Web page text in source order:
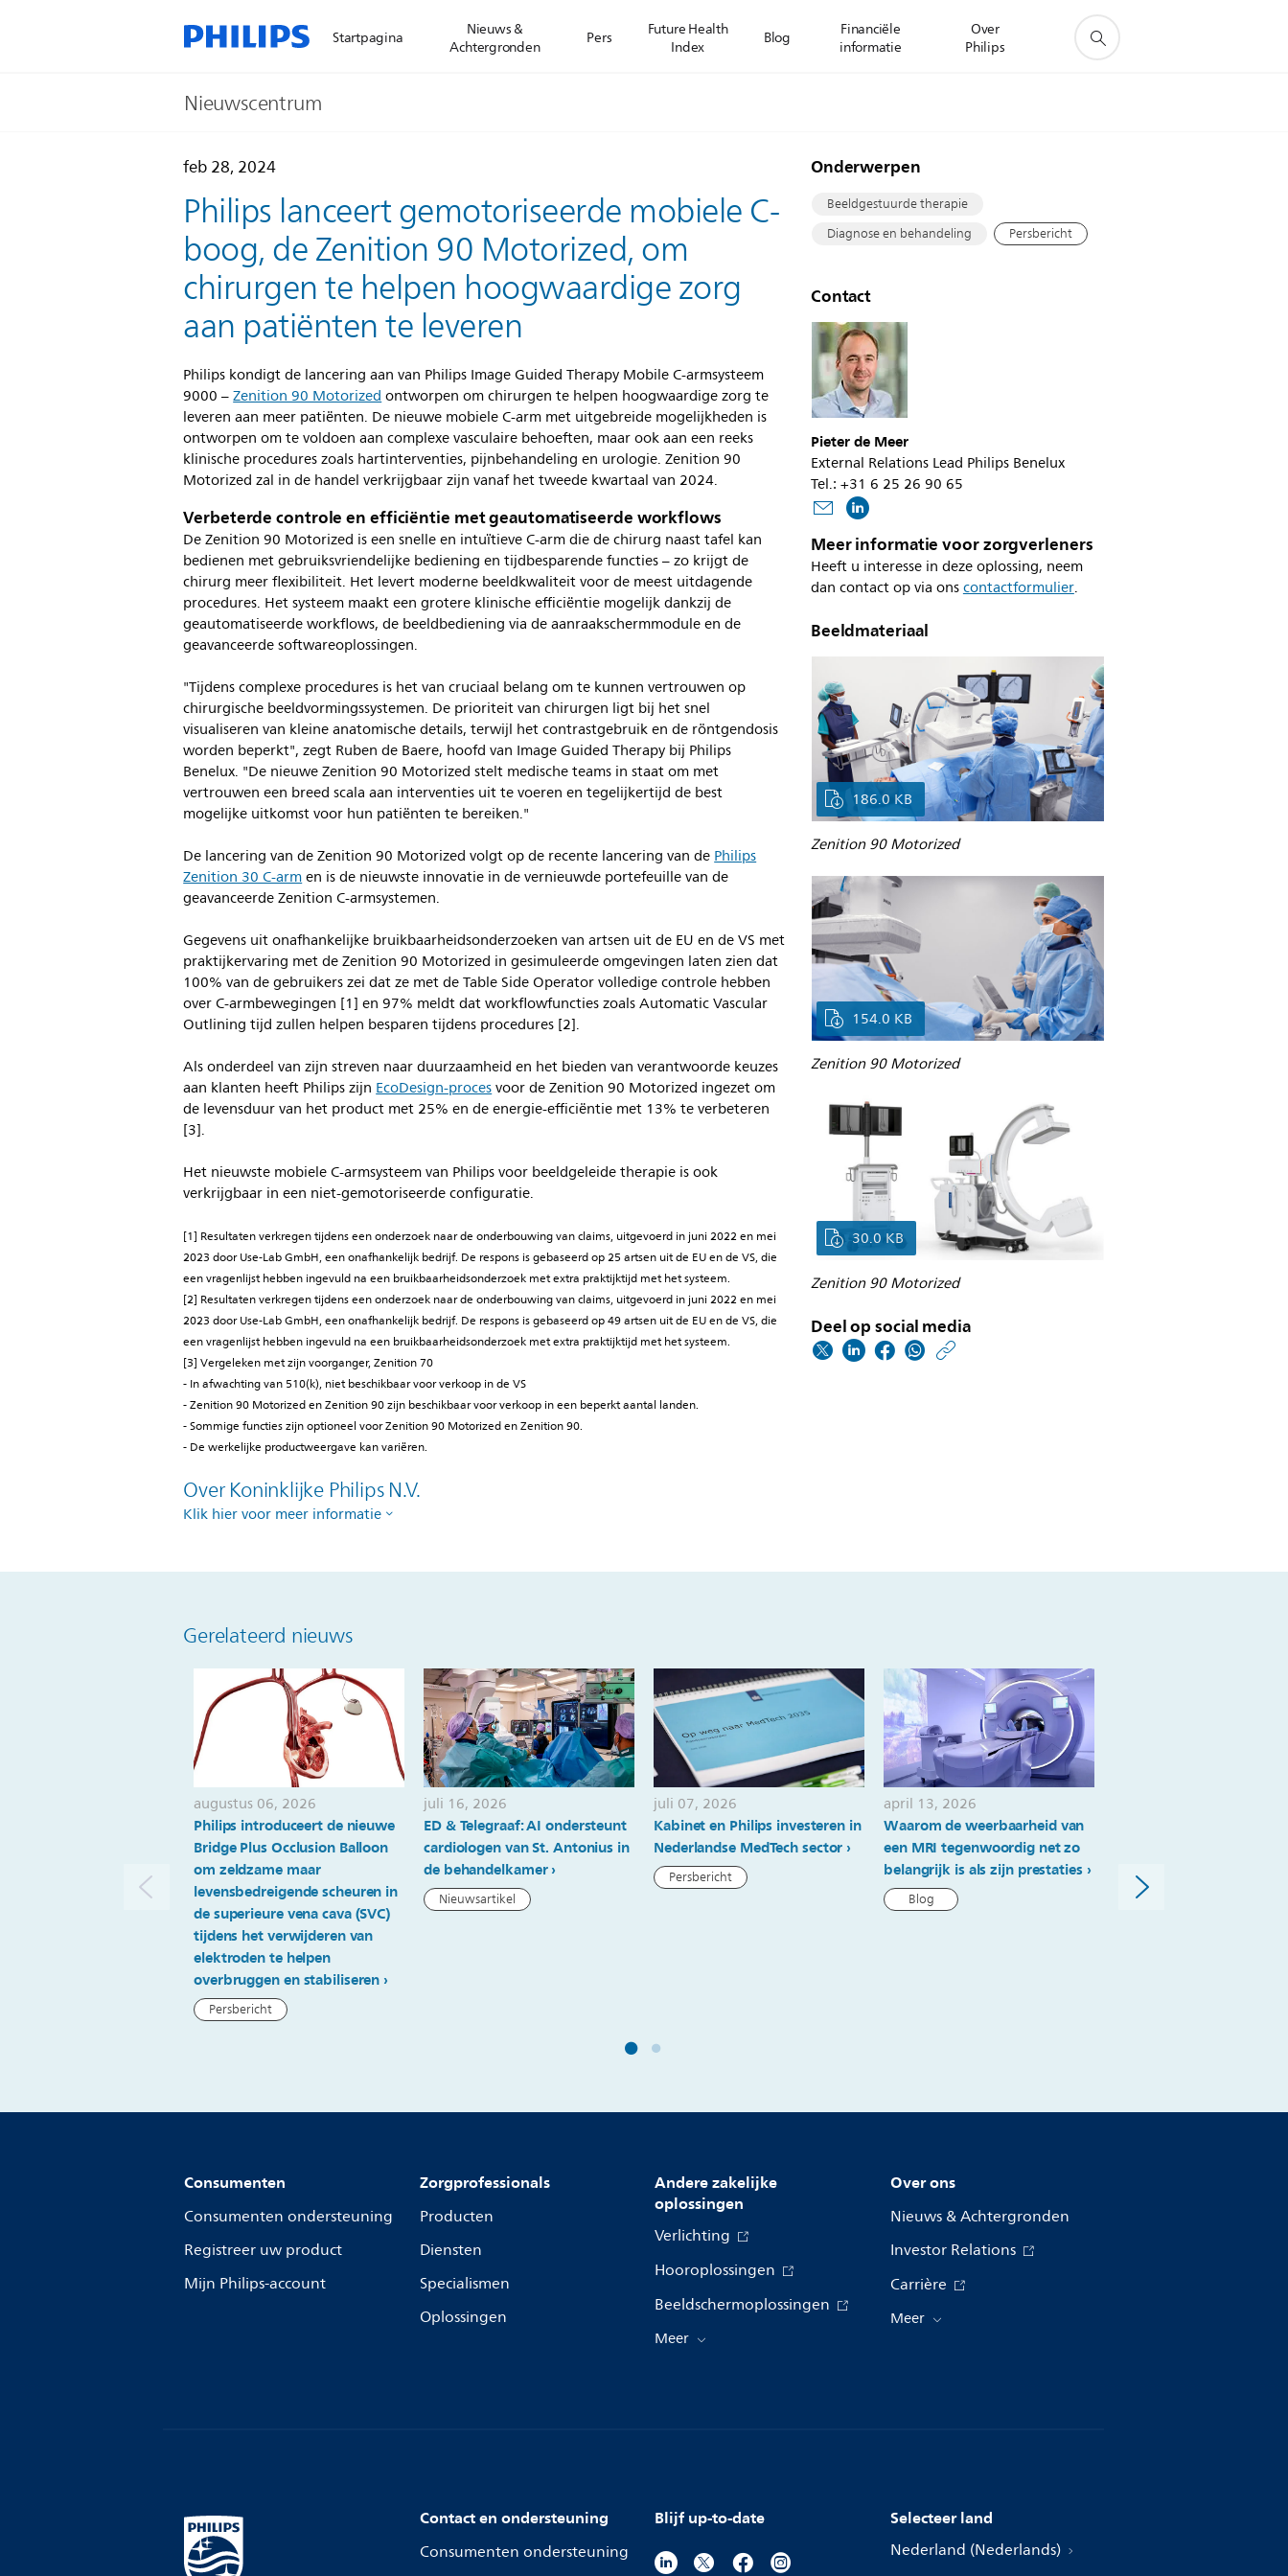
Startpagina
Nieuws &
Achtergronden
Pers
Future Health
Index
Blog
Financiële
informatie
Over
Philips
Nieuwscentrum
feb 28, 2024
Philips lanceert gemotoriseerde mobiele C-
boog, de Zenition 90 Motorized, om
chirurgen te helpen hoogwaardige zorg
aan patiënten te leveren
Philips kondigt de lancering aan van Philips Image Guided Therapy Mobile C-armsysteem
9000 –Zenition 90 Motorizedontworpen om chirurgen te helpen hoogwaardige zorg te
leveren aan meer patiënten. De nieuwe mobiele C-arm met uitgebreide mogelijkheden is
ontworpen om te voldoen aan complexe vasculaire behoeften, maar ook aan een reeks
klinische procedures zoals hartinterventies, pijnbehandeling en urologie. Zenition 90
Motorized zal in de handel verkrijgbaar zijn vanaf het tweede kwartaal van 2024.
Verbeterde controle en efficiëntie met geautomatiseerde workflows
De Zenition 90 Motorized is een snelle en intuïtieve C-arm die de chirurg naast tafel kan
bedienen met gebruiksvriendelijke bediening en tijdbesparende functies – zo krijgt de
chirurg meer flexibiliteit. Het levert moderne beeldkwaliteit voor de meest uitdagende
procedures. Het systeem maakt een grotere klinische efficiëntie mogelijk dankzij de
geautomatiseerde workflows, de beeldbediening via de aanraakschermmodule en de
geavanceerde softwareoplossingen.
"Tijdens complexe procedures is het van cruciaal belang om te kunnen vertrouwen op
chirurgische beeldvormingssystemen. De prioriteit van chirurgen ligt bij het snel
visualiseren van kleine anatomische details, terwijl het contrastgebruik en de röntgendosis
worden beperkt", zegt Ruben de Baere, hoofd van Image Guided Therapy bij Philips
Benelux. "De nieuwe Zenition 90 Motorized stelt medische teams in staat om met
vertrouwen een breed scala aan interventies uit te voeren en tegelijkertijd de best
mogelijke uitkomst voor hun patiënten te bereiken."
De lancering van de Zenition 90 Motorized volgt op de recente lancering van dePhilips
Zenition 30 C-armen is de nieuwste innovatie in de vernieuwde portefeuille van de
geavanceerde Zenition C-armsystemen.
Gegevens uit onafhankelijke bruikbaarheidsonderzoeken van artsen uit de EU en de VS met
praktijkervaring met de Zenition 90 Motorized in gesimuleerde omgevingen laten zien dat
100% van de gebruikers zei dat ze met de Table Side Operator volledige controle hebben
over C-armbewegingen [1] en 97% meldt dat workflowfuncties zoals Automatic Vascular
Outlining tijd zullen helpen besparen tijdens procedures [2].
Als onderdeel van zijn streven naar duurzaamheid en het bieden van verantwoorde keuzes
aan klanten heeft Philips zijnEcoDesign-procesvoor de Zenition 90 Motorized ingezet om
de levensduur van het product met 25% en de energie-efficiëntie met 13% te verbeteren
[3].
Het nieuwste mobiele C-armsysteem van Philips voor beeldgeleide therapie is ook
verkrijgbaar in een niet-gemotoriseerde configuratie.
[1] Resultaten verkregen tijdens een onderzoek naar de onderbouwing van claims, uitgevoerd in juni 2022 en mei
2023 door Use-Lab GmbH, een onafhankelijk bedrijf. De respons is gebaseerd op 25 artsen uit de EU en de VS, die
een vragenlijst hebben ingevuld na een bruikbaarheidsonderzoek met extra praktijktijd met het systeem.
[2] Resultaten verkregen tijdens een onderzoek naar de onderbouwing van claims, uitgevoerd in juni 2022 en mei
2023 door Use-Lab GmbH, een onafhankelijk bedrijf. De respons is gebaseerd op 49 artsen uit de EU en de VS, die
een vragenlijst hebben ingevuld na een bruikbaarheidsonderzoek met extra praktijktijd met het systeem.
[3] Vergeleken met zijn voorganger, Zenition 70
- In afwachting van 510(k), niet beschikbaar voor verkoop in de VS
- Zenition 90 Motorized en Zenition 90 zijn beschikbaar voor verkoop in een beperkt aantal landen.
- Sommige functies zijn optioneel voor Zenition 90 Motorized en Zenition 90.
- De werkelijke productweergave kan variëren.
Over Koninklijke Philips N.V.
Klik hier voor meer informatie
Onderwerpen
Beeldgestuurde therapie
Diagnose en behandeling
Persbericht
Contact
Pieter de Meer
External Relations Lead Philips Benelux
Tel.: +31 6 25 26 90 65
Meer informatie voor zorgverleners
Heeft u interesse in deze oplossing, neem
dan contact op via onscontactformulier.
Beeldmateriaal
186.0 KB
Zenition 90 Motorized
154.0 KB
Zenition 90 Motorized
30.0 KB
Zenition 90 Motorized
Deel op social media
boog-
90-
motorized-
om-
chirurgen-
te-
helpen-
hoogwaardige-
zorg-
aan-
Gerelateerd nieuws
augustus 06, 2026
Philips introduceert de nieuwe
Bridge Plus Occlusion Balloon
om zeldzame maar
levensbedreigende scheuren in
de superieure vena cava (SVC)
tijdens het verwijderen van
elektroden te helpen
overbruggen en stabiliseren
Persbericht
juli 16, 2026
ED & Telegraaf: AI ondersteunt
cardiologen van St. Antonius in
de behandelkamer
Nieuwsartikel
juli 07, 2026
Kabinet en Philips investeren in
Nederlandse MedTech sector
Persbericht
april 13, 2026
Waarom de weerbaarheid van
een MRI tegenwoordig net zo
belangrijk is als zijn prestaties
Blog
vereenvoudigen en
te verbeteren
Consumenten
Consumenten ondersteuning
Registreer uw product
Mijn Philips-account
Zorgprofessionals
Producten
Diensten
Specialismen
Oplossingen
Andere zakelijke
oplossingen
Verlichting
Hooroplossingen
Beeldschermoplossingen
Meer
Over ons
Nieuws & Achtergronden
Investor Relations
Carrière
Meer
Contact en ondersteuning
Consumenten ondersteuning
Blijf up-to-date Selecteer land
Nederland (Nederlands)